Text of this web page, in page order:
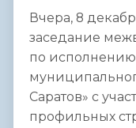
Вчера, 8
заседание
по
Саратов» с
профильных